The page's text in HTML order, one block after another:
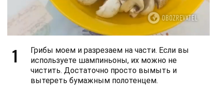
1
Грибы моем и разрезаем на части. Если вы
используете шампиньоны, их можно не
чистить. Достаточно просто вымыть и
вытереть бумажным полотенцем.